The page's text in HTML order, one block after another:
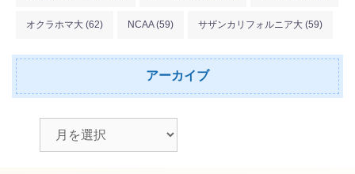
オクラホマ大 (62) NCAA(59) サザンカリフォルニア大 (59)
アーカイブ